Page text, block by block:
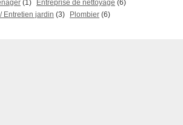
(1) Entreprise de nettoyage (6)
Entretien jardin (3) Plombier (6)